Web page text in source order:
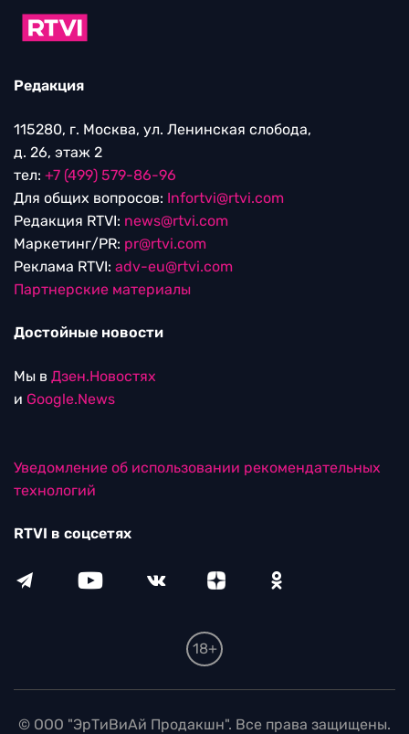
Редакция
115280, г. Москва, ул. Ленинская слобода,
д. 26, этаж 2
тел: +7 (499) 579-86-96
Для общих вопросов: Infortvi@rtvi.com
Редакция RTVI: news@rtvi.com
Маркетинг/PR: pr@rtvi.com
Реклама RTVI: adv-eu@rtvi.com
Партнерские материалы
Достойные новости
Мы в Дзен.Новостях
и Google.News
Уведомление об использовании рекомендательных
технологий
RTVI в соцсетях
18+
© ООО "ЭрТиВиАй Продакшн". Все права защищены.